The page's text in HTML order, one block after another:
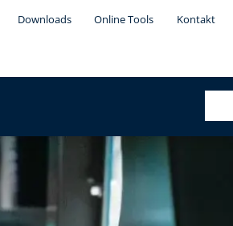
Downloads Online Tools Kontakt